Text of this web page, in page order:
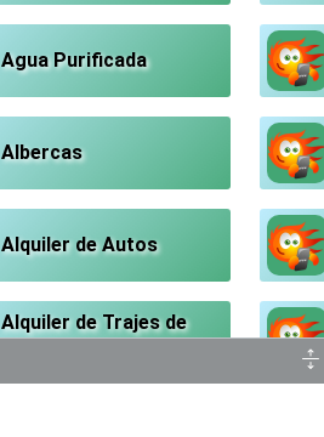
Agua Purificada
Albercas
Alquiler de Autos
Alquiler de Trajes de